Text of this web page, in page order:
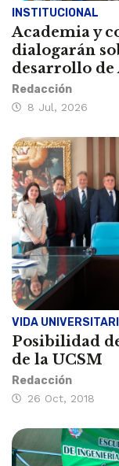
INSTITUCIONAL
Academia y
dialogarán
desarrollo
Redacción
8 Jul, 2026
VIDA
Posibilidad
de la UCSM
Redacción
26 Oct, 2018